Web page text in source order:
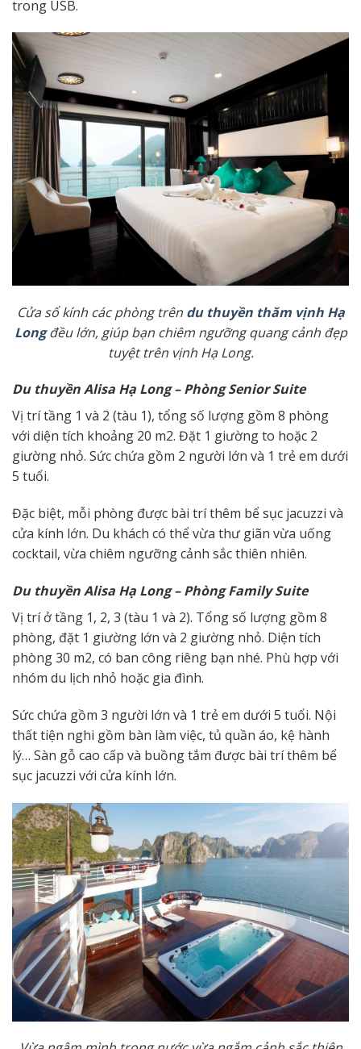
trong USB.
Cửa sổ kính các phòng trên du thuyền thăm vịnh Hạ
Longđều lớn, giúp bạn chiêm ngưỡng quang cảnh đẹp
tuyệt trên vịnh Hạ Long.
Du thuyềnAlisa Hạ Long – Phòng Senior Suite
Vị trí tầng 1 và 2 (tàu 1), tổng số lượng gồm 8 phòng
với diện tích khoảng 20 m2. Đặt 1 giường to hoặc 2
giường nhỏ. Sức chứa gồm 2 người lớn và 1 trẻ em dưới
5 tuổi.
Đặc biệt, mỗi phòng được bài trí thêm bể sục jacuzzi và
cửa kính lớn. Du khách có thể vừa thư giãn vừa uống
cocktail, vừa chiêm ngưỡng cảnh sắc thiên nhiên.
Du thuyềnAlisa Hạ Long – Phòng Family Suite
Vị trí ở tầng 1, 2, 3 (tàu 1 và 2). Tổng số lượng gồm 8
phòng, đặt 1 giường lớn và 2 giường nhỏ. Diện tích
phòng 30 m2, có ban công riêng bạn nhé. Phù hợp với
nhóm du lịch nhỏ hoặc gia đình.
Sức chứa gồm 3 người lớn và 1 trẻ em dưới 5 tuổi. Nội
thất tiện nghi gồm bàn làm việc, tủ quần áo, kệ hành
lý… Sàn gỗ cao cấp và buồng tắm được bài trí thêm bể
sục jacuzzi với cửa kính lớn.